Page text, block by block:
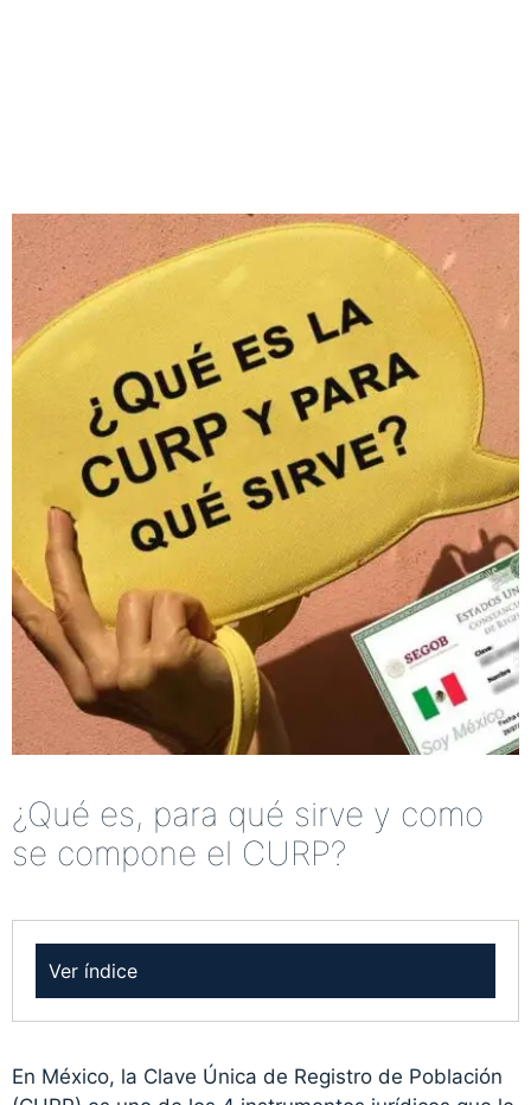
¿Qué es, para qué sirve y como
se compone el CURP?
Ver índice
En México, la Clave Única de Registro de Población